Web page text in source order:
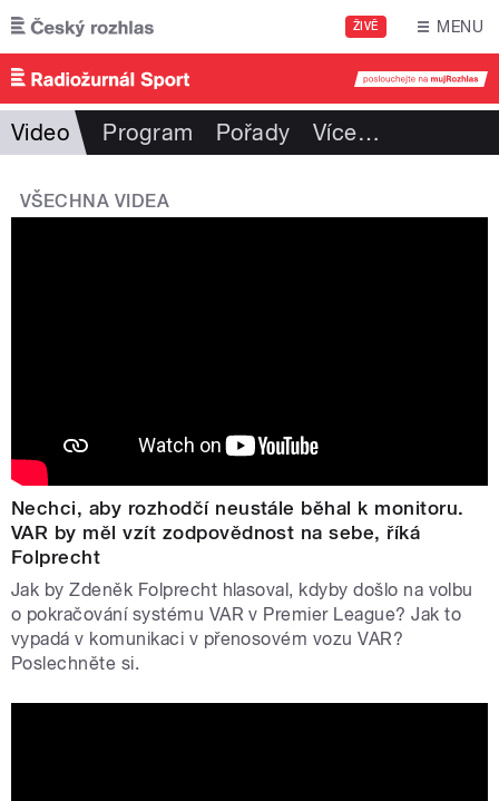
Přejít k hlavnímu obsahu
ŽIVĚ MENU
Video Program Pořady Více…
VŠECHNA VIDEA
Nechci, aby rozhodčí neustále běhal k monitoru.
VAR by měl vzít zodpovědnost na sebe, říká
Folprecht
Jak by Zdeněk Folprecht hlasoval, kdyby došlo na volbu
o pokračování systému VAR v Premier League? Jak to
vypadá v komunikaci v přenosovém vozu VAR?
Poslechněte si.